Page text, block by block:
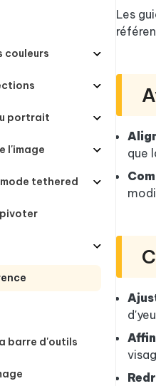
couleurs
portrait
l'image
mode tethered
barre d'outils
Les
que